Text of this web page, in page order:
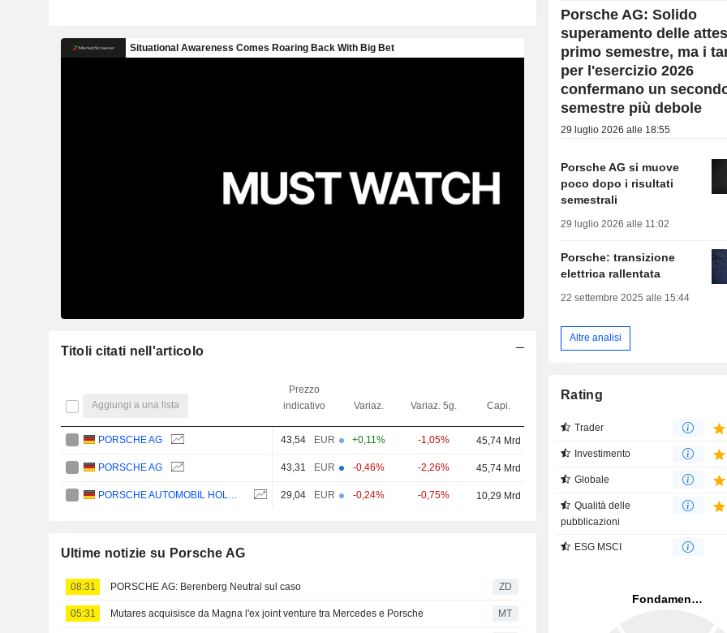
Titoli citati nell'articolo
Aggiungi a una lista
Prezzo
indicativo
Variaz. Variaz. 5g. Capi.
PORSCHE AG 43,54 EUR +0,11% -1,05% 45,74 Mrd
PORSCHE AG 43,31 EUR -0,46% -2,26% 45,74 Mrd
29,04 EUR -0,24% -0,75% 10,29 Mrd
Ultime notizie su Porsche AG
08:31 PORSCHE AG: Berenberg Neutral sul caso ZD
05:31 Mutares acquisisce da Magna l'ex joint venture tra Mercedes e Porsche MT
Porsche AG: Solido
superamento delle
primo semestre, ma i
per l'esercizio 2026
confermano un
semestre più debole
29 luglio 2026 alle 18:55
Porsche AG si muove
poco dopo i risultati
semestrali
29 luglio 2026 alle 11:02
Porsche: transizione
elettrica rallentata
22 settembre 2025 alle 15:44
Altre analisi
Rating
Trader
Investimento
Globale
Qualità delle
pubblicazioni
ESG MSCI